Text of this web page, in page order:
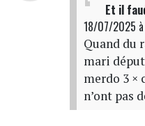
Et il
18/07/2025
Quand du
mari
merdo 3 ×
n’ont pas